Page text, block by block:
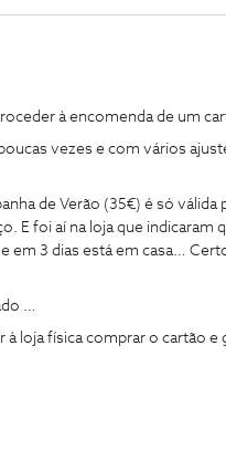
à encomenda de um
vezes e com vários
de Verão (35€) é só válida
E foi aí na loja que indicaram
em 3 dias está em casa…
…
à loja física comprar o cartão e